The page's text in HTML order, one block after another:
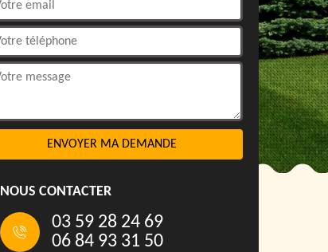
NOUS CONTACTER
03 59 28 24 69
06 84 93 31 50